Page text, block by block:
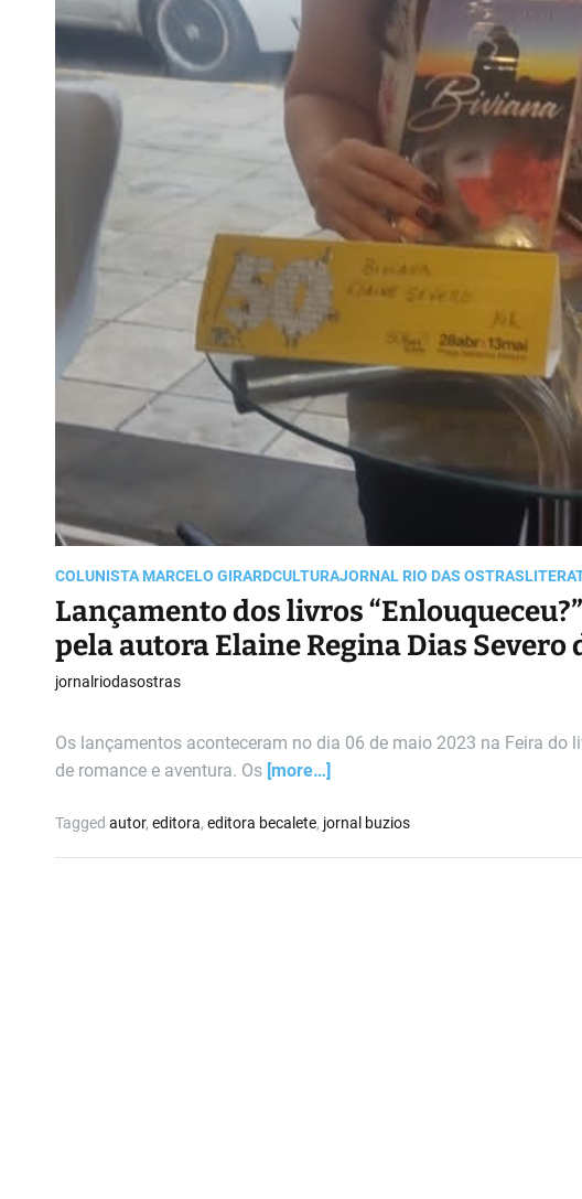
COLUNISTA MARCELO GIRARDCULTURAJORNAL RIO DAS OSTRAS
Lançamento dos livros
pela autora Elaine Regina Dias Severo
jornalriodasostras
Os lançamentos aconteceram no dia 06 de maio 2023 na Feira do
de romance e aventura. Os [more…]
Tagged autor, editora, editora becalete, jornal buzios